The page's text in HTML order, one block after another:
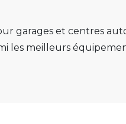
garages et centres
les meilleurs
mieux sa mission.